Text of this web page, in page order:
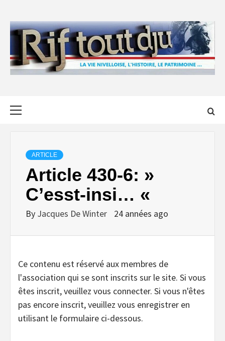
content
ARTICLE
Article 430-6: »
C’esst-insi… «
By Jacques De Winter 24 années ago
Ce contenu est réservé aux membres de
l'association qui se sont inscrits sur le site. Si vous
êtes inscrit, veuillez vous connecter. Si vous n'êtes
pas encore inscrit, veuillez vous enregistrer en
utilisant le formulaire ci-dessous.